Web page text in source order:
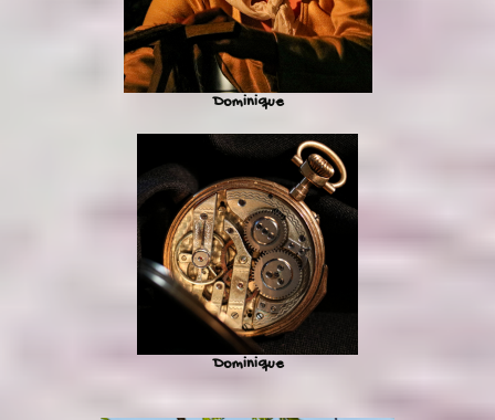
Dominique
Dominique